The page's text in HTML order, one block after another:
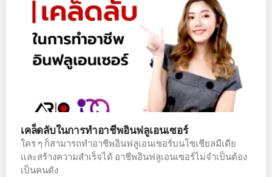
เคล็ดลับในการทำอาชีพอินฟลูเอนเซอร์
ใคร ๆ ก็สามารถทำอาชีพอินฟลูเอนเซอร์บนโซเชียลมีเดีย
และสร้างความสำเร็จได้ อาชีพอินฟลูเอนเซอร์ไม่จำเป็นต้อง
เป็นคนดัง